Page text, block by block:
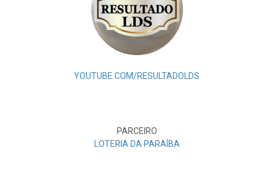
YOUTUBE.COM/RESULTADOLDS
PARCEIRO
LOTERIA DA PARAÍBA